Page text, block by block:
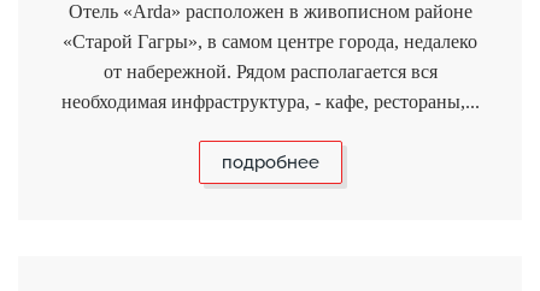
Отель «Arda» расположен в живописном районе
«Старой Гагры», в самом центре города, недалеко
от набережной. Рядом располагается вся
необходимая инфраструктура, - кафе, рестораны,...
подробнее